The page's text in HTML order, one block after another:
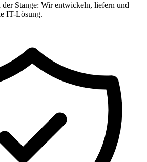
Stange: Wir entwickeln, liefern und
IT-Lösung.